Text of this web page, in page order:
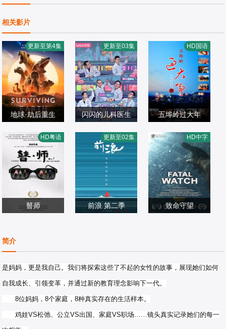
相关影片
地球·劫后重生
纪录片
2026/美国
更新至第4集
闪闪的儿科医生
纪录片
2026/中国大陆
更新至03集
五埠岭过大年
纪录片
2022/中国大陆
HD国语
瞽师
纪录片
2022/中国大陆
HD粤语
前浪 第二季
2026/中国大陆
更新至02集
致命守望
2026/美国 / 斐济 /
加纳 / 新西兰
HD中字
简介
是妈妈，更是我自己。我们将探索这些了不起的女性的故事，展现她们如何
自我成长、引领变革，并通过新的教育理念影响下一代。
8位妈妈，8个家庭，8种真实存在的生活样本。
鸡娃VS松弛、公立VS出国、家庭VS职场……镜头真实记录她们的每一